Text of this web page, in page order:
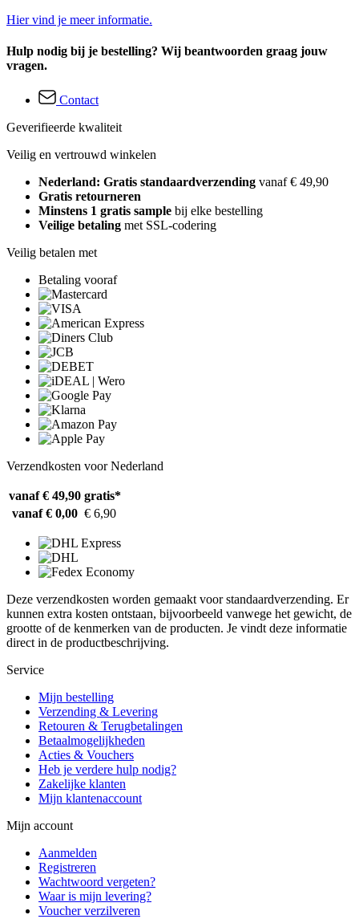
Hier vind je meer informatie.
Hulp nodig bij je bestelling? Wij beantwoorden graag jouw
vragen.
Contact
Geverifieerde kwaliteit
Veilig en vertrouwd winkelen
Nederland: Gratis standaardverzending vanaf € 49,90
Gratis retourneren
Minstens 1 gratis sample bij elke bestelling
Veilige betaling met SSL-codering
Veilig betalen met
Betaling vooraf
Verzendkosten voor Nederland
vanaf € 49,90 gratis*
vanaf € 0,00 € 6,90
Deze verzendkosten worden gemaakt voor standaardverzending. Er
kunnen extra kosten ontstaan, bijvoorbeeld vanwege het gewicht, de
grootte of de kenmerken van de producten. Je vindt deze informatie
direct in de productbeschrijving.
Service
Mijn bestelling
Verzending & Levering
Retouren & Terugbetalingen
Betaalmogelijkheden
Acties & Vouchers
Heb je verdere hulp nodig?
Zakelijke klanten
Mijn klantenaccount
Mijn account
Aanmelden
Registreren
Wachtwoord vergeten?
Waar is mijn levering?
Voucher verzilveren